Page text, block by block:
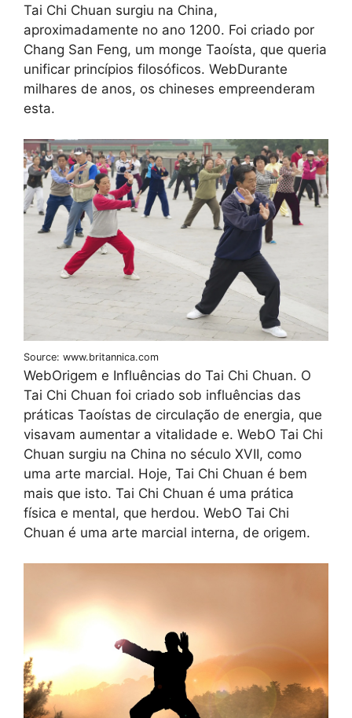
Tai Chi Chuan surgiu na China,
aproximadamente no ano 1200. Foi criado por
Chang San Feng, um monge Taoísta, que queria
unificar princípios filosóficos. WebDurante
milhares de anos, os chineses empreenderam
esta.
Source: www.britannica.com
WebOrigem e Influências do Tai Chi Chuan. O
Tai Chi Chuan foi criado sob influências das
práticas Taoístas de circulação de energia, que
visavam aumentar a vitalidade e. WebO Tai Chi
Chuan surgiu na China no século XVII, como
uma arte marcial. Hoje, Tai Chi Chuan é bem
mais que isto. Tai Chi Chuan é uma prática
física e mental, que herdou. WebO Tai Chi
Chuan é uma arte marcial interna, de origem.